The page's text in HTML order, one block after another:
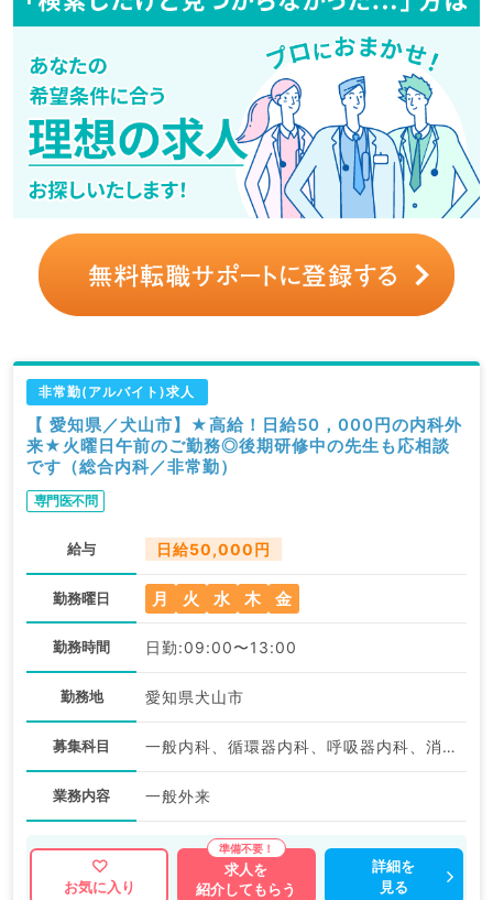
非常勤(アルバイト)求人
【 愛知県／犬山市】★高給！日給50，000円の内科外
来★火曜日午前のご勤務◎後期研修中の先生も応相談
です（総合内科／非常勤）
専門医不問
給与 日給50,000円
勤務曜日 月 火 水 木 金
勤務時間 日勤:09:00〜13:00
勤務地 愛知県犬山市
募集科目 一般内科、循環器内科、呼吸器内科、消化器内科
業務内容 一般外来
お気に入り
求人を
紹介してもらう
詳細を
見る